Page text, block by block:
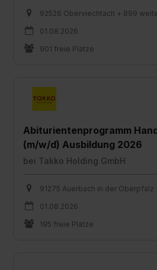
92526 Oberviechtach + 899
01.08.2026
901 freie Plätze
Abiturientenprogramm
(m/w/d) Ausbildung 2026
bei Takko Holding GmbH
91275 Auerbach in der Oberpfalz
01.08.2026
195 freie Plätze